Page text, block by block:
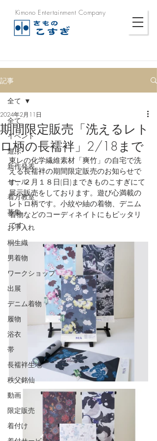
Kimono Entertainment Company
記事
全て
イベント
遊ぶ
新作発表
セール
着方教室
募集
お手入れ
桐生織
男着物
ワークショップ
出展
デニム着物
履物
浴衣
帯
長襦袢生地
秩父銘仙
動画
限定販売
着付け
全て
期間限定販売「洗えるレト
ロ柄の長襦袢」2/18まで
2024年2月11日
東レの化学繊維素材「爽竹」の自宅で洗
える長襦袢の期間限定販売のお知らせで
す。２月１８日(日)まできものこすぎにて
展示販売をしております。遊び心満載の
レトロ柄です。小紋や紬の着物、デニム
着物などのコーディネイトにもピッタリ
です。